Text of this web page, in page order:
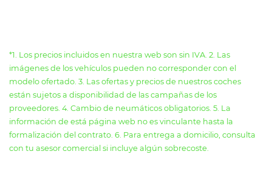
*1. Los precios incluidos en nuestra web son sin IVA. 2. Las
imágenes de los vehículos pueden no corresponder con el
modelo ofertado. 3. Las ofertas y precios de nuestros coches
están sujetos a disponibilidad de las campañas de los
proveedores. 4. Cambio de neumáticos obligatorios. 5. La
información de está página web no es vinculante hasta la
formalización del contrato. 6. Para entrega a domicilio, consulta
con tu asesor comercial si incluye algún sobrecoste.